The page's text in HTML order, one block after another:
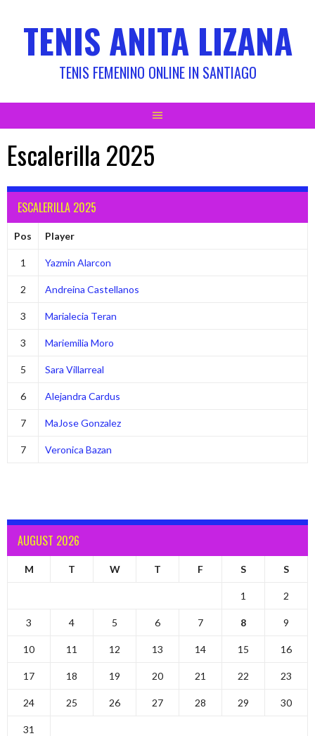
TENIS ANITA LIZANA
TENIS FEMENINO ONLINE IN SANTIAGO
Escalerilla 2025
ESCALERILLA 2025
Pos Player
1 Yazmin Alarcon
2 Andreina Castellanos
3 Marialecia Teran
3 Mariemilia Moro
5 Sara Villarreal
6 Alejandra Cardus
7 MaJose Gonzalez
7 Veronica Bazan
AUGUST 2026
M T W T F S S
1 2
3 4 5 6 7 8 9
10 11 12 13 14 15 16
17 18 19 20 21 22 23
24 25 26 27 28 29 30
31